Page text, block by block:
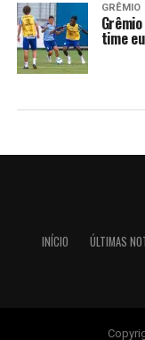
GRÊMIO
time
INÍCIO ÚLTIMAS